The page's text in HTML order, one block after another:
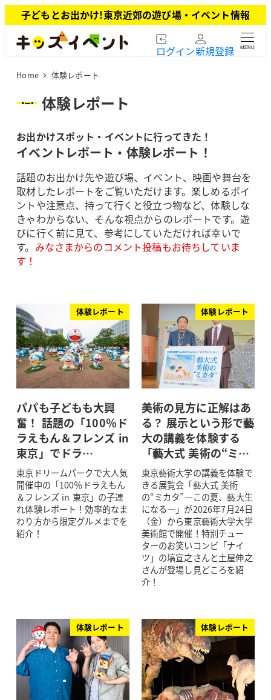
イ
子どもとお出かけ!東京近郊の遊び場・イベント情報
ログイン新規登録 MENU
Home 体験レポート
体験レポート
お出かけスポット・イベントに行ってきた！
イベントレポート・体験レポート！
話題のお出かけ先や遊び場、イベント、映画や舞台を
取材したレポートをご覧いただけます。楽しめるポイ
ントや注意点、持って行くと役立つ物など、体験しな
きゃわからない、そんな視点からのレポートです。遊
びに行く前に見て、参考にしていただければ幸いで
す。 みなさまからのコメント投稿もお待ちしていま
す！
体験レポート
パパも子どもも大興
奮！ 話題の「100％ド
ラえもん＆フレンズ in
東京」でドラ…
東京ドリームパークで大人気
開催中の「100％ドラえもん
＆フレンズ in 東京」の子連
れ体験レポート！効率的なま
わり方から限定グルメまでを
紹介！
体験レポート
美術の見方に正解はあ
る？ 展示という形で藝
大の講義を体験する
「藝大式 美術の“ミ…
東京藝術大学の講義を体験で
きる展覧会「藝大式 美術
の“ミカタ”―この夏、藝大生
になる―」が2026年7月24日
（金）から東京藝術大学大学
美術館で開催！特別チュー
ターのお笑いコンビ「ナイ
ツ」の塙宣之さんと土屋伸之
さんが登場し見どころを紹
介！
体験レポート 体験レポート